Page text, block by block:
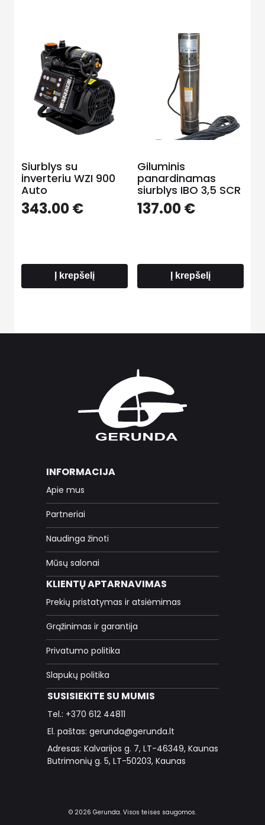
Siurblys su
inverteriu WZI 900
Auto
343.00€
Į krepšelį
Giluminis
panardinamas
siurblys IBO 3,5 SCR
137.00€
Į krepšelį
INFORMACIJA
Apie mus
Partneriai
Naudinga žinoti
Mūsų salonai
KLIENTŲ APTARNAVIMAS
Prekių pristatymas ir atsiėmimas
Grąžinimas ir garantija
Privatumo politika
Slapukų politika
SUSISIEKITE SU MUMIS
Tel.: +370 612 44811
El. paštas: gerunda@gerunda.lt
Adresas: Kalvarijos g. 7, LT-46349, Kaunas
Butrimonių g. 5, LT-50203, Kaunas
© 2026 Gerunda. Visos teisės saugomos.